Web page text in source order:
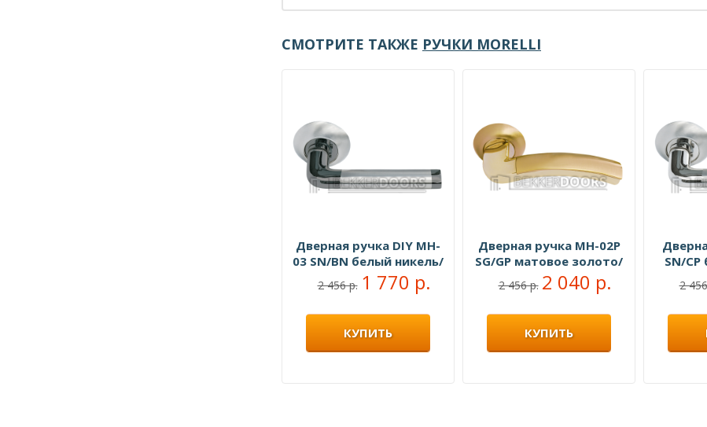
СМОТРИТЕ ТАКЖЕ РУЧКИ MORELLI
Дверная ручка DIY MH-
03 SN/BN белый никель/
черный никель
2 456 р. 1 770 р.
КУПИТЬ
Дверная ручка MH-02P
SG/GP матовое золото/
золото
2 456 р. 2 040 р.
КУПИТЬ
SN/
2